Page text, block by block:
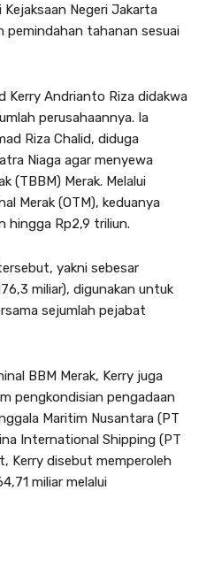
Negeri Jakarta
pemindahan tahanan sesuai
Kerry Andrianto Riza didakwa
perusahaannya. Ia
Riza Chalid, diduga
Niaga agar menyewa
(TBBM) Merak. Melalui
Merak (OTM), keduanya
hingga Rp2,9 triliun.
yakni sebesar
miliar), digunakan untuk
sejumlah pejabat
BBM Merak, Kerry juga
pengkondisian pengadaan
Maritim Nusantara (PT
International Shipping (PT
Kerry disebut memperoleh
miliar melalui